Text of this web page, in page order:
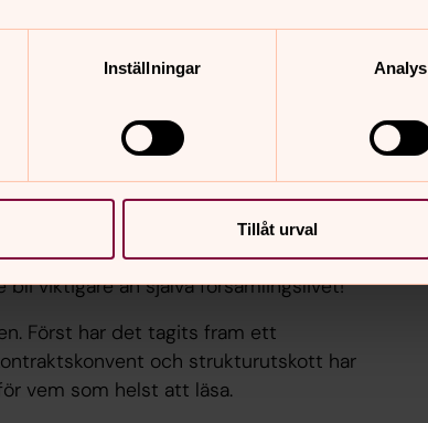
Inställningar Analys
Tillåt urval
och ekonomi så är motivationen och
att ta ett helhetsgrepp utifrån en
att dra organisatoriska konsekvenser
vara ändamålsenlig. När är den det?
annat än att Guds rike ska utbredas,
Personella resurser, GDPR,
viktigare än själva församlingslivet!
Först har det tagits fram ett
och strukturutskott har
vem som helst att läsa.